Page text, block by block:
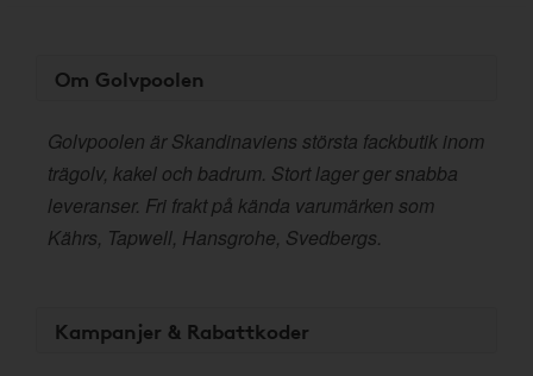
Om Golvpoolen
Golvpoolen är Skandinaviens största fackbutik inom
trägolv, kakel och badrum. Stort lager ger snabba
leveranser. Fri frakt på kända varumärken som
Kährs, Tapwell, Hansgrohe, Svedbergs.
Kampanjer & Rabattkoder